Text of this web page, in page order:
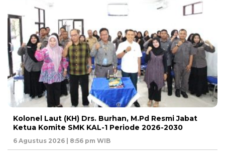
Kolonel Laut (KH) Drs. Burhan, M.Pd Resmi Jabat
Ketua Komite SMK KAL-1 Periode 2026-2030
6 Agustus 2026 | 8:56 pm WIB